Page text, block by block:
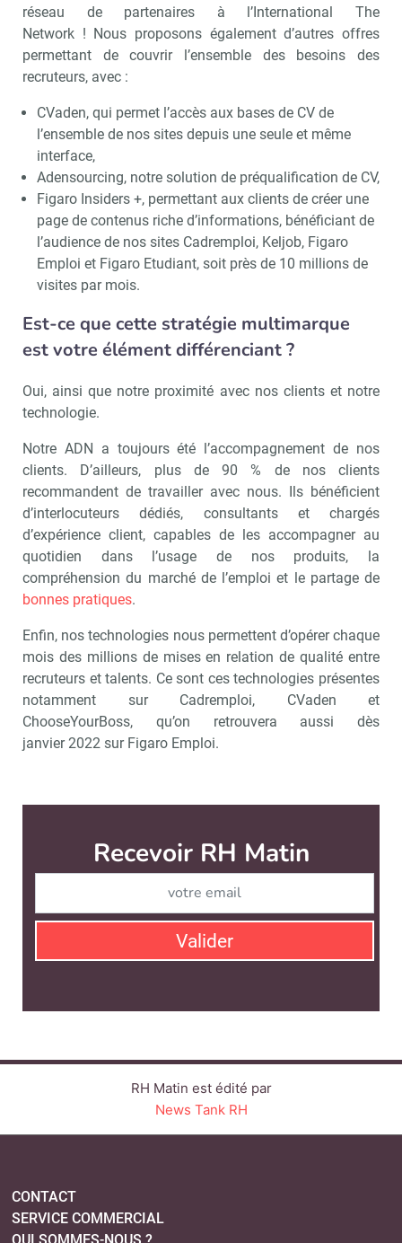
réseau de partenaires à l’International The
Network ! Nous proposons également d’autres offres
permettant de couvrir l’ensemble des besoins des
recruteurs, avec :
CVaden, qui permet l’accès aux bases de CV de
l’ensemble de nos sites depuis une seule et même
interface,
Adensourcing, notre solution de préqualification de CV,
Figaro Insiders +, permettant aux clients de créer une
page de contenus riche d’informations, bénéficiant de
l’audience de nos sites Cadremploi, Keljob, Figaro
Emploi et Figaro Etudiant, soit près de 10 millions de
visites par mois.
Est-ce que cette stratégie multimarque
est votre élément différenciant ?
Oui, ainsi que notre proximité avec nos clients et notre
technologie.
Notre ADN a toujours été l’accompagnement de nos
clients. D’ailleurs, plus de 90 % de nos clients
recommandent de travailler avec nous. Ils bénéficient
d’interlocuteurs dédiés, consultants et chargés
d’expérience client, capables de les accompagner au
quotidien dans l’usage de nos produits, la
compréhension du marché de l’emploi et le partage de
bonnes pratiques.
Enfin, nos technologies nous permettent d’opérer chaque
mois des millions de mises en relation de qualité entre
recruteurs et talents. Ce sont ces technologies présentes
notamment sur Cadremploi, CVaden et
ChooseYourBoss, qu’on retrouvera aussi dès
janvier 2022 sur Figaro Emploi.
Recevoir RH Matin
Valider
RH Matin est édité par
News Tank RH
CONTACT
SERVICE COMMERCIAL